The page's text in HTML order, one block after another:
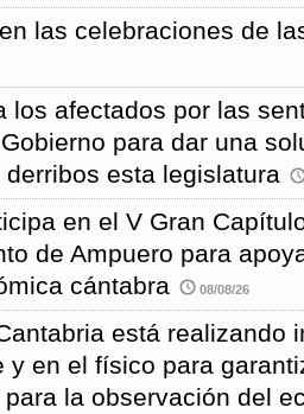
las celebraciones de
los afectados por las
para dar una
esta legislatura
en el V Gran
de Ampuero para
cántabra
08/08/26
está realizando
y en el físico para
la observación del